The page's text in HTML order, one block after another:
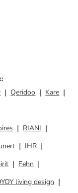
:
Qeridoo
Kare
RIANI
IHR
Fehn
living design